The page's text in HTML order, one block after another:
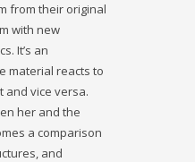
from their original
with new
It’s an
material reacts to
and vice versa.
her and the
a comparison
and